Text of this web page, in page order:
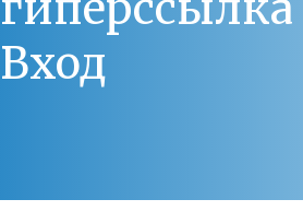
Вход